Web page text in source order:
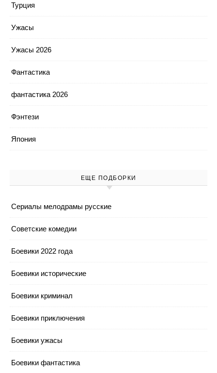
Турция
Ужасы
Ужасы 2026
Фантастика
фантастика 2026
Фэнтези
Япония
ЕЩЕ ПОДБОРКИ
Cериалы мелодрамы русские
Cоветские комедии
Боевики 2022 года
Боевики исторические
Боевики криминал
Боевики приключения
Боевики ужасы
Боевики фантастика